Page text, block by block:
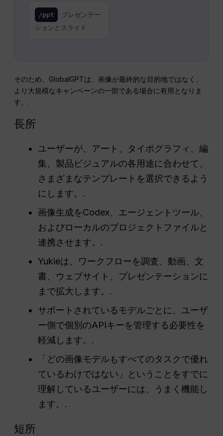
/ppt
プレゼンテー
ションとスライド
そのため、GlobalGPTは、画像が最終的な目的地ではなく、
より大規模なキャンペーンの一部である場合に有用となりま
す。.
長所
ユーザーが、アート、タイポグラフィ、編
集、製品ビジュアルの各用途に合わせて、
さまざまなテンプレートを選択できるよう
にします。.
画像生成をCodex、エージェントツール、
およびローカルのプロジェクトファイルと
連携させます。.
Yukieは、ワークフローを調査、動画、文
書、ウェブサイト、プレゼンテーションに
まで拡大します。.
サポートされているモデルごとに、ユーザ
ー側で個別のAPIキーを管理する必要性を
軽減します。.
「どの画像モデルもすべてのタスクで優れ
ているわけではない」ということをすでに
理解しているユーザーには、うまく機能し
ます。.
短所